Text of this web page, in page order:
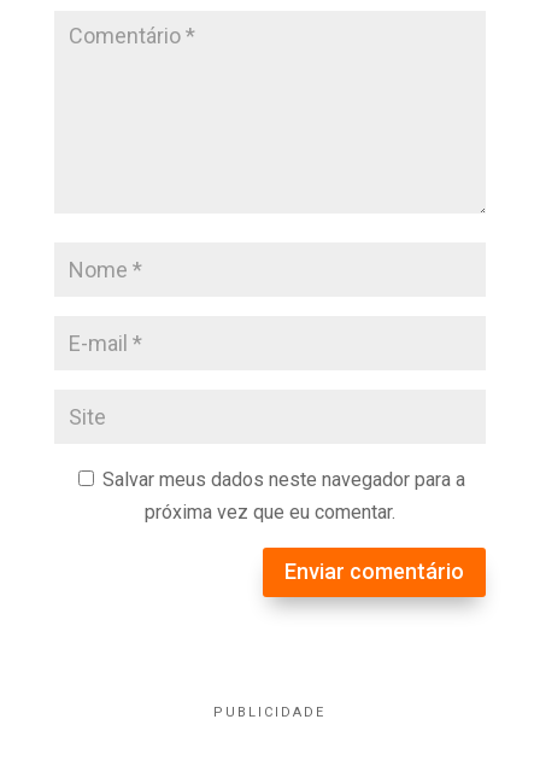
Salvar meus dados neste navegador para a
próxima vez que eu comentar.
Enviar comentário
PUBLICIDADE